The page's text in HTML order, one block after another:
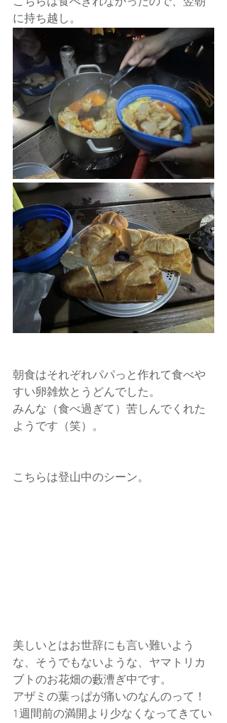
に持ち越し。
朝食はそれぞれパパっと作れて食べや
すい卵雑炊とうどんでした。
みんな（食べ過ぎて）苦しんでくれた
ようです（笑）。
こちらは登山中のシーン。
美しいとはお世辞にも言い難いよう
な、そうでもないような、ヤマトリカ
ブトのお花畑の藪漕ぎ中です。
アザミの葉っぱが痛いのなんのって！
1週間前の満開より少なくなってきてい